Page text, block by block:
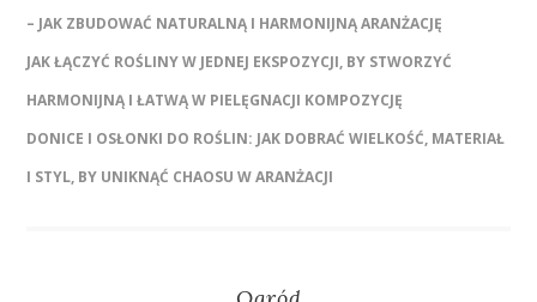
– JAK ZBUDOWAĆ NATURALNĄ I HARMONIJNĄ ARANŻACJĘ
JAK ŁĄCZYĆ ROŚLINY W JEDNEJ EKSPOZYCJI, BY STWORZYĆ
HARMONIJNĄ I ŁATWĄ W PIELĘGNACJI KOMPOZYCJĘ
DONICE I OSŁONKI DO ROŚLIN: JAK DOBRAĆ WIELKOŚĆ, MATERIAŁ
I STYL, BY UNIKNĄĆ CHAOSU W ARANŻACJI